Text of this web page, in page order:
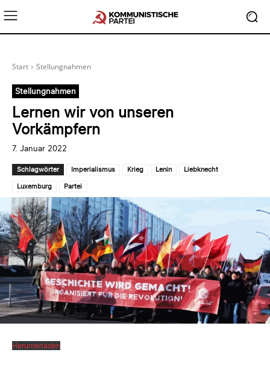
Start Stellungnahmen
Stellungnahmen
Lernen wir von unseren
Vorkämpfern
7. Januar 2022
Schlagwörter Imperialismus Krieg Lenin
Liebknecht
Luxemburg
Partei
Herunterladen